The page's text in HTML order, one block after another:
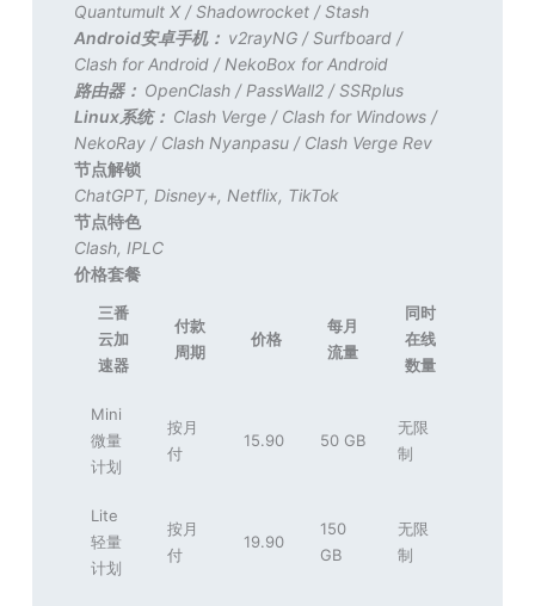
Quantumult X /Shadowrocket /Stash
Android安卓手机： v2rayNG /Surfboard /
Clash for Android / NekoBox for Android
路由器： OpenClash / PassWall2 /SSRplus
Linux系统： Clash Verge / Clash for Windows /
NekoRay / Clash Nyanpasu / Clash Verge Rev
节点解锁
ChatGPT, Disney+, Netflix, TikTok
节点特色
Clash, IPLC
价格套餐
三番
云加
速器
付款
周期
价格
每月
流量
同时
在线
数量
Mini
微量
计划
按月
付
15.90 50 GB
无限
制
Lite
轻量
计划
按月
付
19.90
150
GB
无限
制